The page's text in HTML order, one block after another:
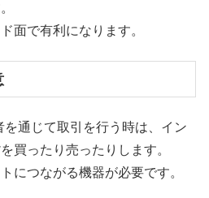
面で有利になります。
通じて取引を行う時は、イン
買ったり売ったりします。
につながる機器が必要です。